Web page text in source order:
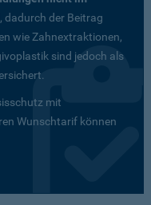
dadurch der Beitrag
wie Zahnextraktionen,
sind jedoch als
mit
Wunschtarif können